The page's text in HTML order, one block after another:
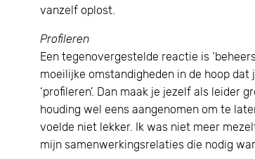
vanzelf oplost.
Profileren
Een tegenovergestelde reactie is
moeilijke omstandigheden in de hoop
‘profileren’. Dan maak je jezelf als
houding wel eens aangenomen om te
voelde niet lekker. Ik was niet meer
mijn samenwerkingsrelaties die nodig